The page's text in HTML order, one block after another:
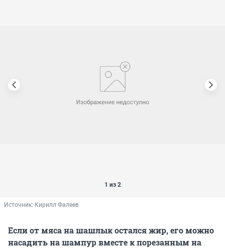
1 из 2
Источник: Кирилл Фалеев
Если от мяса на шашлык остался жир, его можно
насадить на шампур вместе к порезанным на